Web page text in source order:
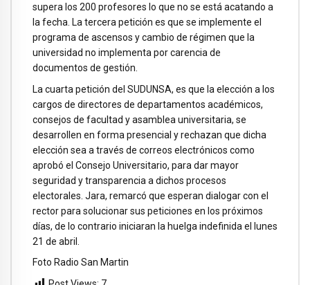
supera los 200 profesores lo que no se está acatando a
la fecha. La tercera petición es que se implemente el
programa de ascensos y cambio de régimen que la
universidad no implementa por carencia de
documentos de gestión.
La cuarta petición del SUDUNSA, es que la elección a los
cargos de directores de departamentos académicos,
consejos de facultad y asamblea universitaria, se
desarrollen en forma presencial y rechazan que dicha
elección sea a través de correos electrónicos como
aprobó el Consejo Universitario, para dar mayor
seguridad y transparencia a dichos procesos
electorales. Jara, remarcó que esperan dialogar con el
rector para solucionar sus peticiones en los próximos
días, de lo contrario iniciaran la huelga indefinida el lunes
21 de abril.
Foto Radio San Martin